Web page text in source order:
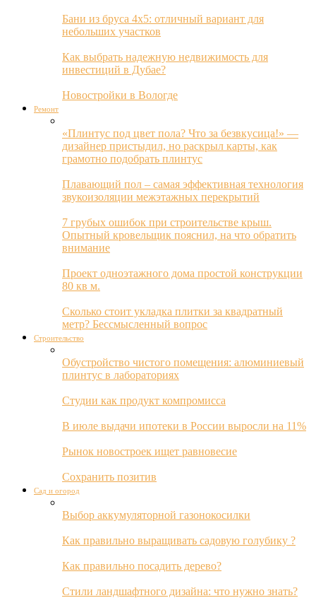
Бани из бруса 4х5: отличный вариант для
небольших участков
Как выбрать надежную недвижимость для
инвестиций в Дубае?
Новостройки в Вологде
Ремонт
«Плинтус под цвет пола? Что за безвкусица!» —
дизайнер пристыдил, но раскрыл карты, как
грамотно подобрать плинтус
Плавающий пол – самая эффективная технология
звукоизоляции межэтажных перекрытий
7 грубых ошибок при строительстве крыш.
Опытный кровельщик пояснил, на что обратить
внимание
Проект одноэтажного дома простой конструкции
80 кв м.
Сколько стоит укладка плитки за квадратный
метр? Бессмысленный вопрос
Строительство
Обустройство чистого помещения: алюминиевый
плинтус в лабораториях
Студии как продукт компромисса
В июле выдачи ипотеки в России выросли на 11%
Рынок новостроек ищет равновесие
Сохранить позитив
Сад и огород
Выбор аккумуляторной газонокосилки
Как правильно выращивать садовую голубику ?
Как правильно посадить дерево?
Стили ландшафтного дизайна: что нужно знать?